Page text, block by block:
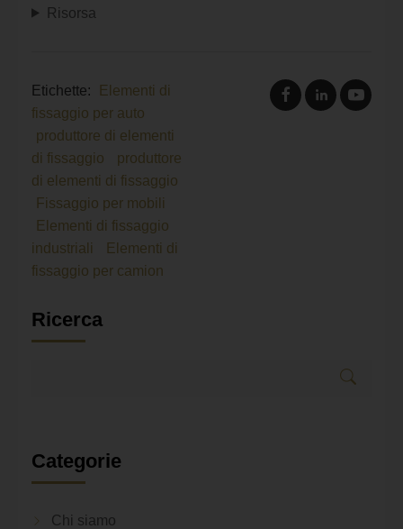
Risorsa
Etichette:
Elementi di
fissaggio per auto
produttore di elementi
di fissaggio
produttore
di elementi di fissaggio
Fissaggio per mobili
Elementi di fissaggio
industriali
Elementi di
fissaggio per camion
Ricerca
Categorie
Chi siamo